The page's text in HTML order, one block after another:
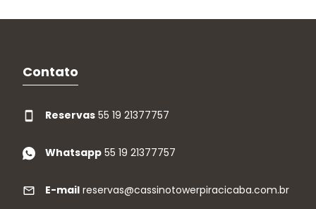
Contato
Reservas 55 19 21377757
Whatsapp 55 19 21377757
E-mail reservas@cassinotowerpiracicaba.com.br